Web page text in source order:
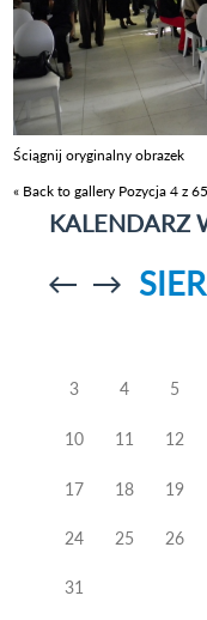
Ściągnij oryginalny obrazek
« Back to gallery Pozycja 4 z 65
KALENDARZ
Przejdź doPrzejdź do
3 4 5
10 11 12
17 18 19
24 25 26
31